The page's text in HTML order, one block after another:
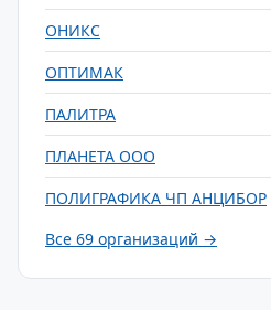
ОНИКС
ОПТИМАК
ПАЛИТРА
ПЛАНЕТА ООО
ПОЛИГРАФИКА ЧП АНЦИБОР
Все 69 организаций →